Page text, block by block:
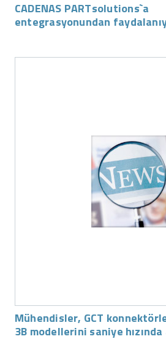
CADENAS PARTsolutions`a
entegrasyonundan
Mühendisler, GCT
3B modellerini saniye hızında